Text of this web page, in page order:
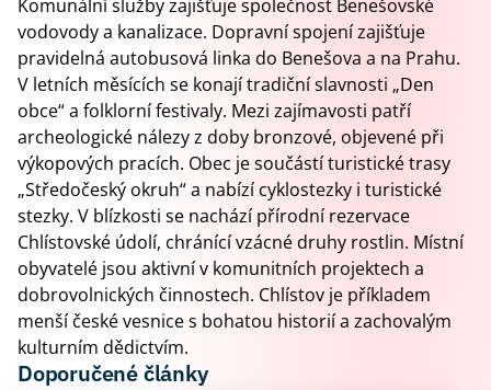
Komunální služby zajišťuje společnost Benešovské
vodovody a kanalizace. Dopravní spojení zajišťuje
pravidelná autobusová linka do Benešova a na Prahu.
V letních měsících se konají tradiční slavnosti „Den
obce“ a folklorní festivaly. Mezi zajímavosti patří
archeologické nálezy z doby bronzové, objevené při
výkopových pracích. Obec je součástí turistické trasy
„Středočeský okruh“ a nabízí cyklostezky i turistické
stezky. V blízkosti se nachází přírodní rezervace
Chlístovské údolí, chránící vzácné druhy rostlin. Místní
obyvatelé jsou aktivní v komunitních projektech a
dobrovolnických činnostech. Chlístov je příkladem
menší české vesnice s bohatou historií a zachovalým
kulturním dědictvím.
Doporučené články